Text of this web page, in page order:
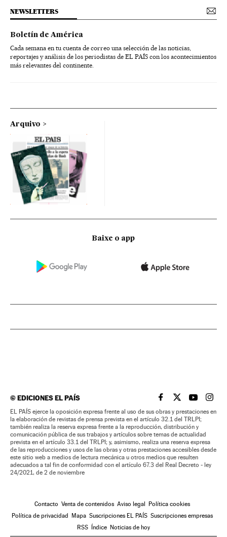
NEWSLETTERS
Boletín de América
Cada semana en tu cuenta de correo una selección de las noticias,
reportajes y análisis de los periodistas de EL PAÍS con los acontecimientos
más relevantes del continente.
Arquivo
Baixe o app
©EDICIONES EL PAÍS EL PAÍS BRASIL EN
EL PAÍSEL PAÍS
EL
EL PAÍS ejerce la oposición expresa frente al uso de sus obras y prestaciones en
la elaboración de revistas de prensa prevista en el artículo 32.1 del TRLPI;
también realiza la reserva expresa frente a la reproducción, distribución y
comunicación pública de sus trabajos y artículos sobre temas de actualidad
prevista en el artículo 33.1 del TRLPI; y, asimismo, realiza una reserva expresa
de las reproducciones y usos de las obras y otras prestaciones accesibles desde
este sitio web a medios de lectura mecánica u otros medios que resulten
adecuados a tal fin de conformidad con el artículo 67.3 del Real Decreto - ley
24/2021, de 2 de noviembre
Contacto Venta de contenidos Aviso legal Política cookies
Política de privacidad Mapa Suscripciones EL PAÍS Suscripciones empresas
RSS Índice Noticias de hoy